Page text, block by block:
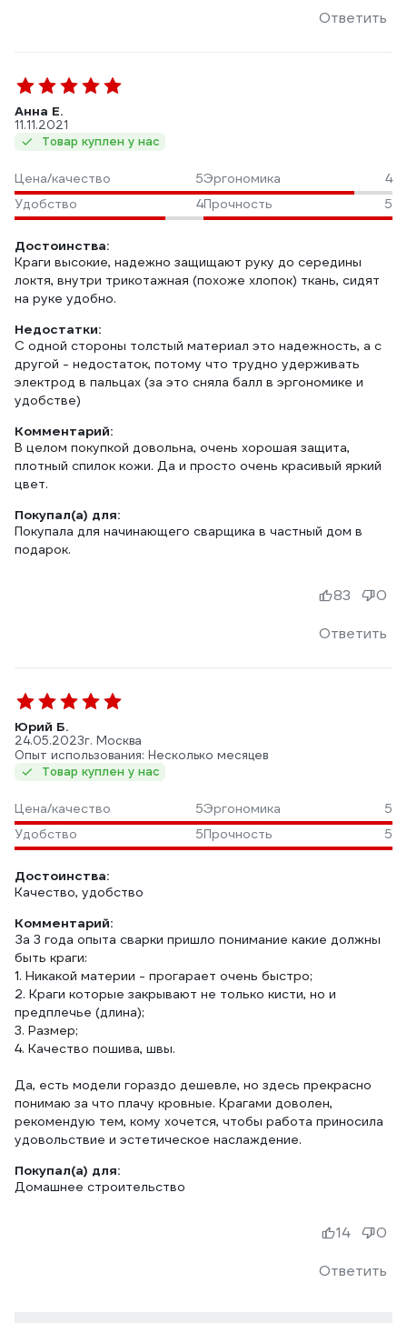
Ответить
Анна Е.
11.11.2021
Товар куплен у нас
Цена/качество 5Эргономика
4
Удобство
4Прочность 5
Достоинства:
Краги высокие, надежно защищают руку до середины
локтя, внутри трикотажная (похоже хлопок) ткань, сидят
на руке удобно.
Недостатки:
С одной стороны толстый материал это надежность, а с
другой - недостаток, потому что трудно удерживать
электрод в пальцах (за это сняла балл в эргономике и
удобстве)
Комментарий:
В целом покупкой довольна, очень хорошая защита,
плотный спилок кожи. Да и просто очень красивый яркий
цвет.
Покупал(а) для:
Покупала для начинающего сварщика в частный дом в
подарок.
Ответить
83 0
Юрий Б.
24.05.2023г. Москва
Опыт использования: Несколько месяцев
Товар куплен у нас
Цена/качество 5Эргономика
5
Удобство
5Прочность 5
Достоинства:
Качество, удобство
Комментарий:
За 3 года опыта сварки пришло понимание какие должны
быть краги:
1. Никакой материи - прогарает очень быстро;
2. Краги которые закрывают не только кисти, но и
предплечье (длина);
3. Размер;
4. Качество пошива, швы.
Да, есть модели гораздо дешевле, но здесь прекрасно
понимаю за что плачу кровные. Крагами доволен,
рекомендую тем, кому хочется, чтобы работа приносила
удовольствие и эстетическое наслаждение.
Покупал(а) для:
Домашнее строительство
Ответить
14 0